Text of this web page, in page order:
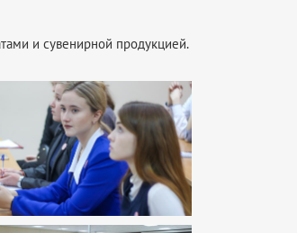
и сувенирной продукцией.